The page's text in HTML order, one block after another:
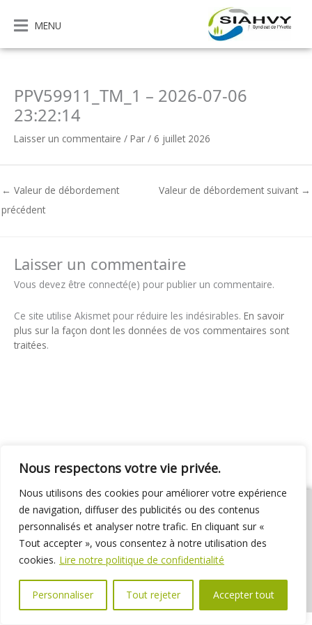
Nous respectons votre vie privée.
Nous utilisons des cookies pour améliorer votre expérience
de navigation, diffuser des publicités ou des contenus
personnalisés et analyser notre trafic. En cliquant sur «
Tout accepter », vous consentez à notre utilisation des
cookies. Lire notre politique de confidentialité
Personnaliser Tout rejeter Accepter tout
contenu
MENU
PPV59911_TM_1 – 2026-07-06
23:22:14
Laisser un commentaire / Par / 6 juillet 2026
← Valeur de débordement
précédent
Valeur de débordement suivant →
Laisser un commentaire
Vous devez être connecté(e) pour publier un commentaire.
Ce site utilise Akismet pour réduire les indésirables. En savoir
plus sur la façon dont les données de vos commentaires sont
traitées.
01 69 31 72 10 01 69 31 37 31
Nous contacter
Espace élus
Marchés publics Délibérations